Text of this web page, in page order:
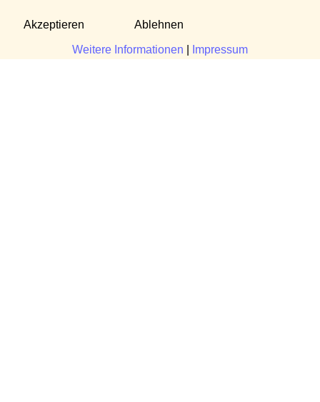
Akzeptieren Ablehnen
Weitere Informationen Impressum